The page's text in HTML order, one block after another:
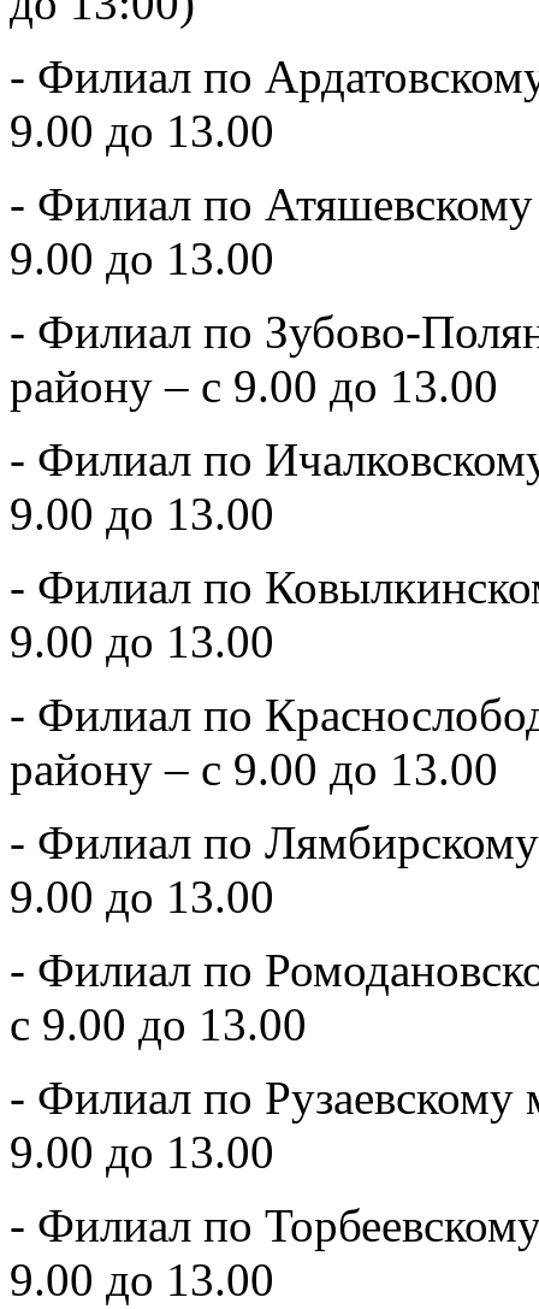
- Филиал по
9.00 до 13.00
- Филиал по
9.00 до 13.00
- Филиал по Зубово-
району – с 9.00 до 13.00
- Филиал по
9.00 до 13.00
- Филиал по
9.00 до 13.00
- Филиал по
району – с 9.00 до 13.00
- Филиал по
9.00 до 13.00
- Филиал по
с 9.00 до 13.00
- Филиал по
9.00 до 13.00
- Филиал по
9.00 до 13.00